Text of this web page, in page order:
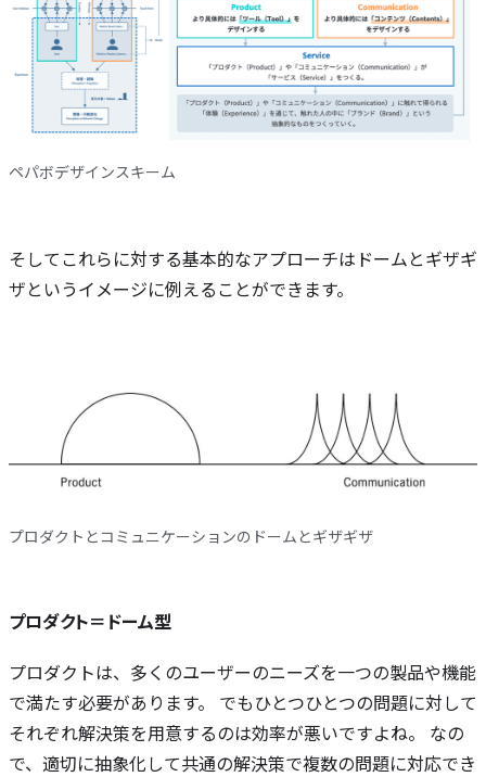
ペパボデザインスキーム
そしてこれらに対する基本的なアプローチはドームとギザギ
ザというイメージに例えることができます。
プロダクトとコミュニケーションのドームとギザギザ
プロダクト＝ドーム型
プロダクトは、多くのユーザーのニーズを一つの製品や機能
で満たす必要があります。 でもひとつひとつの問題に対して
それぞれ解決策を用意するのは効率が悪いですよね。 なの
で、適切に抽象化して共通の解決策で複数の問題に対応でき